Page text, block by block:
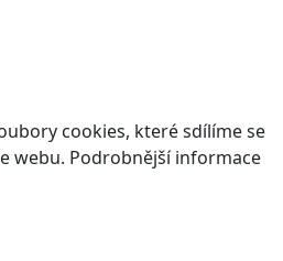
cookies, které sdílíme se
webu. Podrobnější informace